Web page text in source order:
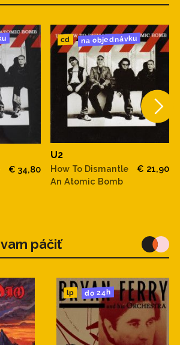
€ 34,80
cd na objednávku
U2
How To Dismantle
An Atomic Bomb
€ 21,90
páčiť
lp do 24h